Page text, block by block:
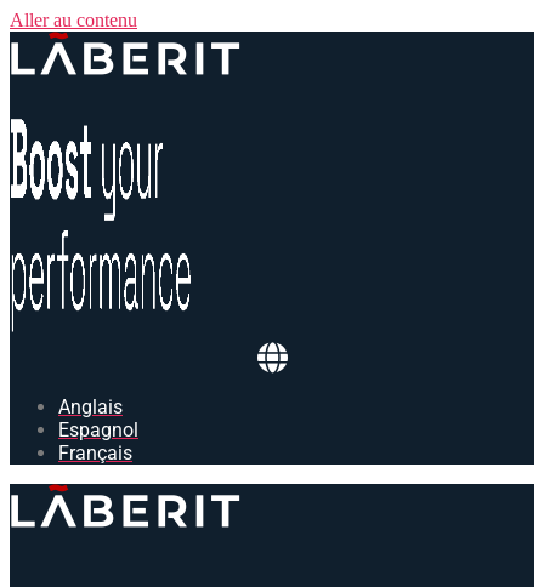
Aller au contenu
Anglais
Espagnol
Français